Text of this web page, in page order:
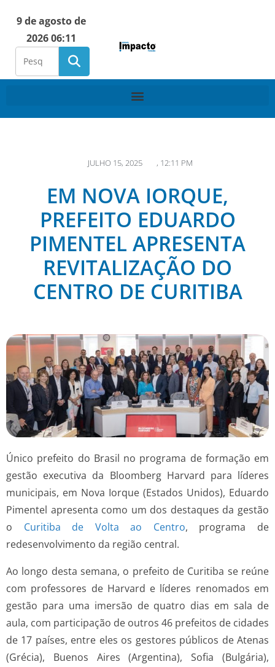
9 de agosto de
2026 06:11
JULHO 15, 2025 , 12:11 PM
EM NOVA IORQUE,
PREFEITO EDUARDO
PIMENTEL APRESENTA
REVITALIZAÇÃO DO
CENTRO DE CURITIBA
Único prefeito do Brasil no programa de formação em
gestão executiva da Bloomberg Harvard para líderes
municipais, em Nova Iorque (Estados Unidos), Eduardo
Pimentel apresenta como um dos destaques da gestão
o Curitiba de Volta ao Centro, programa de
redesenvolvimento da região central.
Ao longo desta semana, o prefeito de Curitiba se reúne
com professores de Harvard e líderes renomados em
gestão para uma imersão de quatro dias em sala de
aula, com participação de outros 46 prefeitos de cidades
de 17 países, entre eles os gestores públicos de Atenas
(Grécia), Buenos Aires (Argentina), Sofia (Bulgária),